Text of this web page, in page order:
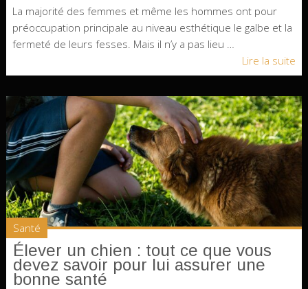
La majorité des femmes et même les hommes ont pour
préoccupation principale au niveau esthétique le galbe et la
fermeté de leurs fesses. Mais il n’y a pas lieu …
Lire la suite
Santé
Élever un chien : tout ce que vous
devez savoir pour lui assurer une
bonne santé